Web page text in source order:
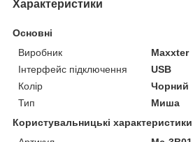
Характеристики
Основні
Виробник
Maxxter
Інтерфейс підключення
USB
Колір
Чорний
Тип
Миша
Користувальницькі характеристики